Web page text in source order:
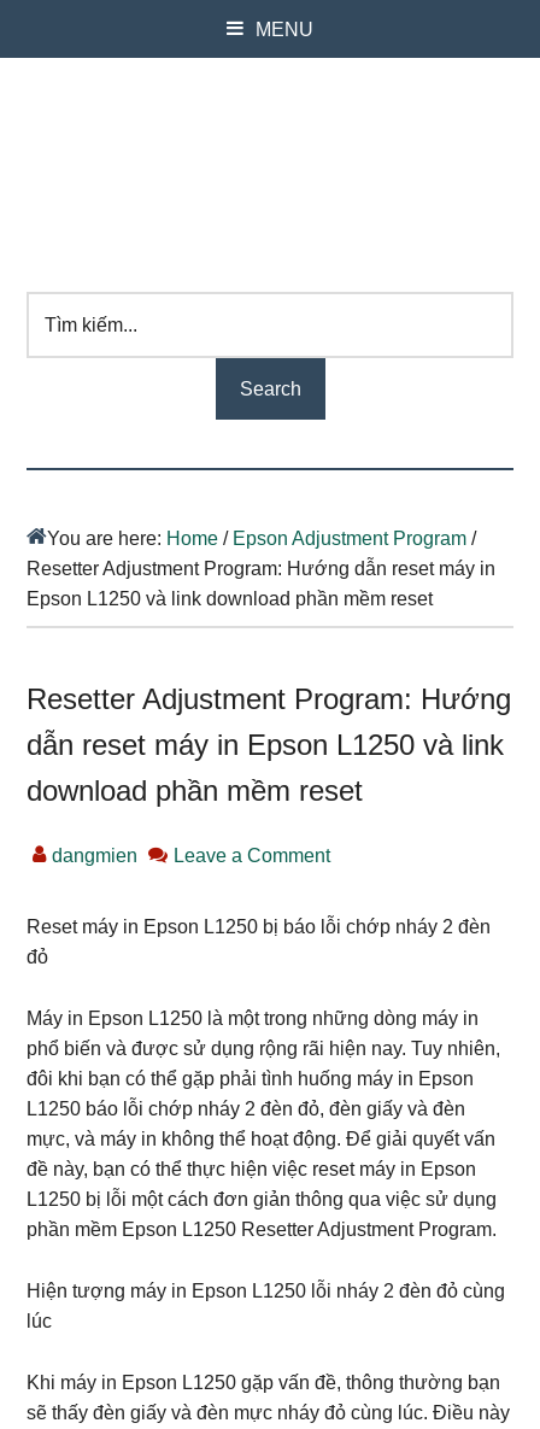
MENU
kiếm...
You are here: Home / Epson Adjustment Program /
Resetter Adjustment Program: Hướng dẫn reset máy in
Epson L1250 và link download phần mềm reset
Resetter Adjustment Program: Hướng
dẫn reset máy in Epson L1250 và link
download phần mềm reset
dangmien Leave a Comment
Reset máy in Epson L1250 bị báo lỗi chớp nháy 2 đèn
đỏ
Máy in Epson L1250 là một trong những dòng máy in
phổ biến và được sử dụng rộng rãi hiện nay. Tuy nhiên,
đôi khi bạn có thể gặp phải tình huống máy in Epson
L1250 báo lỗi chớp nháy 2 đèn đỏ, đèn giấy và đèn
mực, và máy in không thể hoạt động. Để giải quyết vấn
đề này, bạn có thể thực hiện việc reset máy in Epson
L1250 bị lỗi một cách đơn giản thông qua việc sử dụng
phần mềm Epson L1250 Resetter Adjustment Program.
Hiện tượng máy in Epson L1250 lỗi nháy 2 đèn đỏ cùng
lúc
Khi máy in Epson L1250 gặp vấn đề, thông thường bạn
sẽ thấy đèn giấy và đèn mực nháy đỏ cùng lúc. Điều này